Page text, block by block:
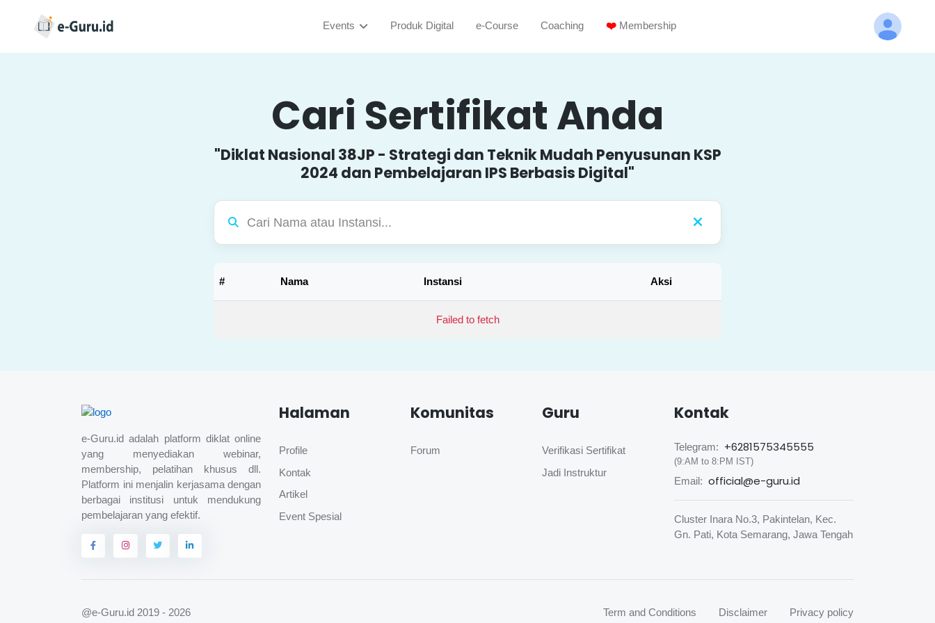
Events Produk Digital e-Course Coaching ❤️Membership
Cari Sertifikat Anda
"Diklat Nasional 38JP - Strategi dan Teknik Mudah Penyusunan KSP
2024 dan Pembelajaran IPS Berbasis Digital"
# Nama Instansi Aksi
Failed to fetch
e-Guru.id adalah platform diklat online
yang menyediakan webinar,
membership, pelatihan khusus dll.
Platform ini menjalin kerjasama dengan
berbagai institusi untuk mendukung
pembelajaran yang efektif.
Halaman
Profile
Kontak
Artikel
Event Spesial
Komunitas
Forum
Guru
Verifikasi Sertifikat
Jadi Instruktur
Kontak
Telegram: +6281575345555
(9:AM to 8:PM IST)
Email: official@e-guru.id
Cluster Inara No.3, Pakintelan, Kec.
Gn. Pati, Kota Semarang, Jawa Tengah
@e-Guru.id 2019 - 2026 Term and Conditions Disclaimer Privacy policy